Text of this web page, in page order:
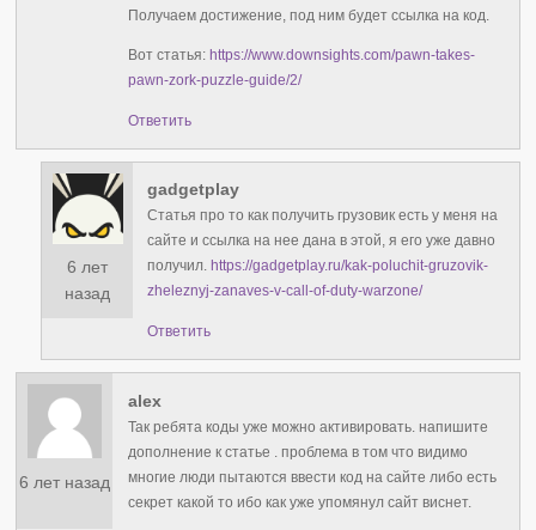
Получаем достижение, под ним будет ссылка на код.
Вот статья: https://www.downsights.com/pawn-takes-
pawn-zork-puzzle-guide/2/
Ответить
6 лет
назад
gadgetplay
Статья про то как получить грузовик есть у меня на
сайте и ссылка на нее дана в этой, я его уже давно
получил. https://gadgetplay.ru/kak-poluchit-gruzovik-
zheleznyj-zanaves-v-call-of-duty-warzone/
Ответить
6 лет назад
alex
Так ребята коды уже можно активировать. напишите
дополнение к статье . проблема в том что видимо
многие люди пытаются ввести код на сайте либо есть
секрет какой то ибо как уже упомянул сайт виснет.